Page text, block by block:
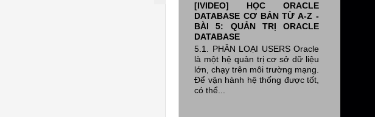
[IVIDEO] HỌC ORACLE
DATABASE CƠ BẢN TỪ A-Z -
BÀI 5: QUẢN TRỊ ORACLE
DATABASE
5.1. PHÂN LOẠI USERS Oracle
là một hệ quản trị cơ sở dữ liệu
lớn, chạy trên môi trường mạng.
Để vận hành hệ thống được tốt,
có thể...